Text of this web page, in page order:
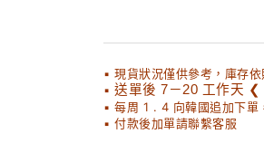
▪ 現貨狀況僅供參考，庫存
▪ 送單後 7－20 工作天
▪ 每周 1 . 4 向韓國追加下單
▪ 付款後加單請聯繫客服